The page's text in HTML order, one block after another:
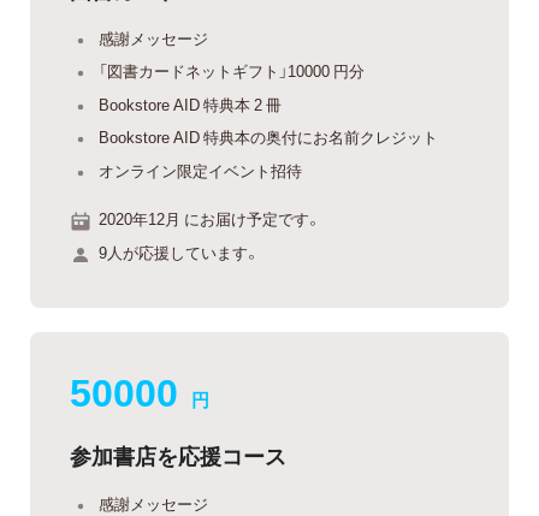
感謝メッセージ
「図書カードネットギフト」10000 円分
Bookstore AID 特典本 2 冊
Bookstore AID 特典本の奥付にお名前クレジット
オンライン限定イベント招待
2020年12月 にお届け予定です。
9人が応援しています。
50000 円
参加書店を応援コース
感謝メッセージ